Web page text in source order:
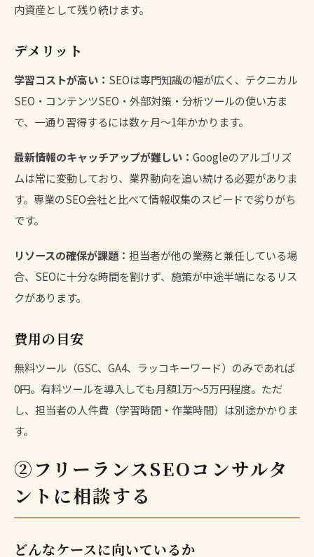
内資産として残り続けます。
デメリット
学習コストが高い： SEOは専門知識の幅が広く、テクニカル
SEO・コンテンツSEO・外部対策・分析ツールの使い方ま
で、一通り習得するには数ヶ月〜1年かかります。
最新情報のキャッチアップが難しい： Googleのアルゴリズ
ムは常に変動しており、業界動向を追い続ける必要がありま
す。専業のSEO会社と比べて情報収集のスピードで劣りがち
です。
リソースの確保が課題： 担当者が他の業務と兼任している場
合、SEOに十分な時間を割けず、施策が中途半端になるリス
クがあります。
費用の目安
無料ツール（GSC、GA4、ラッコキーワード）のみであれば
0円。有料ツールを導入しても月額1万〜5万円程度。ただ
し、担当者の人件費（学習時間・作業時間）は別途かかりま
す。
②フリーランスSEOコンサルタ
ントに相談する
どんなケースに向いているか